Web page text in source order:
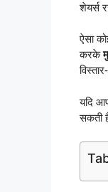
शेयर्स
ऐसा
करके
यदि
सकती